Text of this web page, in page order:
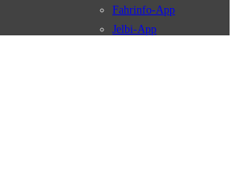
Fahrinfo-App
Jelbi-App